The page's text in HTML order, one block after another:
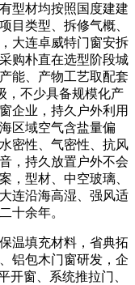
材均按照国度建建
目类型、拆修气概、
大连卓威特门窗安拆
购朴直在选型阶段城
能、产物工艺取配套
，不少具备规模化产
企业，持久户外利用
区域空气含盐量偏
密性、气密性、抗风
，持久放置户外不会
，型材、中空玻璃、
连沿海高湿、强风适
十余年。
填充材料，省典拓
铝包木门窗研发，企
开窗、系统推拉门、